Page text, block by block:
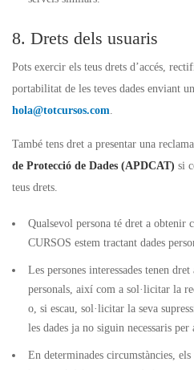
8. Drets dels usuaris
Pots exercir els teus drets d’accés,
portabilitat de les teves dades enviant
hola@totcursos.com.
També tens dret a presentar una
de Protecció de Dades (APDCAT) si
teus drets.
Qualsevol persona té dret a obtenir
CURSOS estem tractant dades
Les persones interessades tenen
personals, així com a sol·licitar la
o, si escau, sol·licitar la seva
les dades ja no siguin necessaris
En determinades circumstàncies,